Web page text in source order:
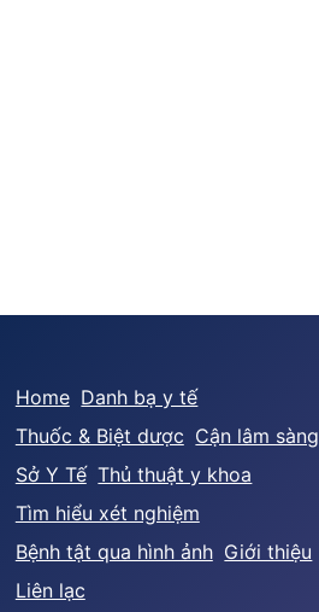
Home Danh bạ y tế
Thuốc & Biệt dược Cận lâm sàng
Sở Y Tế Thủ thuật y khoa
Tìm hiểu xét nghiệm
Bệnh tật qua hình ảnh Giới thiệu
Liên lạc